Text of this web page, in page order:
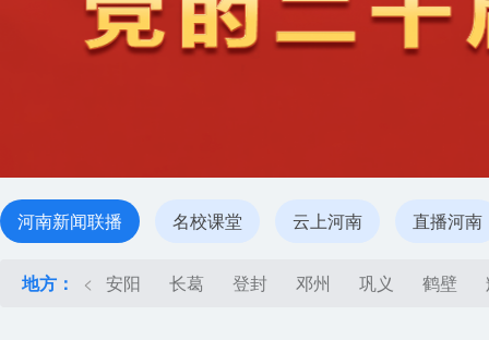
河南新闻联播 名校课堂 云上河南 直播河南
地方： < 安阳 长葛 登封 邓州 巩义 鹤壁